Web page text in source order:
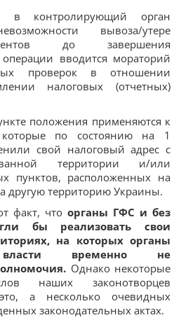
в контролирующий орган
вывоза/утере
до завершения
операции вводится мораторий
проверок в отношении
налоговых (отчетных)
положения применяются к
которые по состоянию на 1
свой налоговый адрес с
территории и/или
пунктов, расположенных на
другую территорию Украины.
факт, что органы ГФС и без
бы реализовать свои
на которых органы
власти временно не
Однако некоторые
наших законотворцев
а несколько очевидных
законодательных актах.